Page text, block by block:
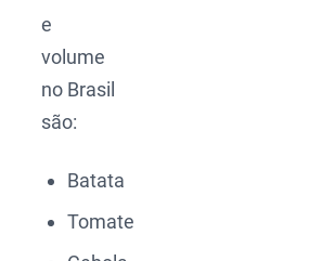
e
volume
no Brasil
são:
Batata
Tomate